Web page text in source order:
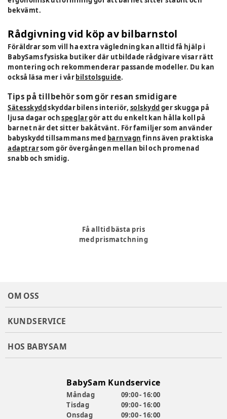
bekvämt.
Rådgivning vid köp av bilbarnstol
Föräldrar som vill ha extra vägledning kan alltid få hjälp i
BabySams fysiska butiker där utbildade rådgivare visar rätt
montering och rekommenderar passande modeller. Du kan
också läsa mer i vårbilstolsguide.
Tips på tillbehör som gör resan smidigare
Sätesskyddskyddar bilens interiör, solskyddger skugga på
ljusa dagar ochspeglargör att du enkelt kan hålla koll på
barnet när det sitter bakåtvänt. För familjer som använder
babyskydd tillsammans med barnvagn finns även praktiska
adaptrarsom gör övergången mellan bil och promenad
snabb och smidig.
Få alltid bästa pris
med prismatchning
OM OSS
KUNDSERVICE
HOS BABYSAM
BabySam Kundservice
Måndag
09:00 - 16:00
Tisdag
09:00 - 16:00
Onsdag
09:00 - 16:00